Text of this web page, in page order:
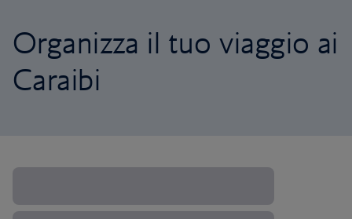
Organizza il tuo viaggio ai
Caraibi